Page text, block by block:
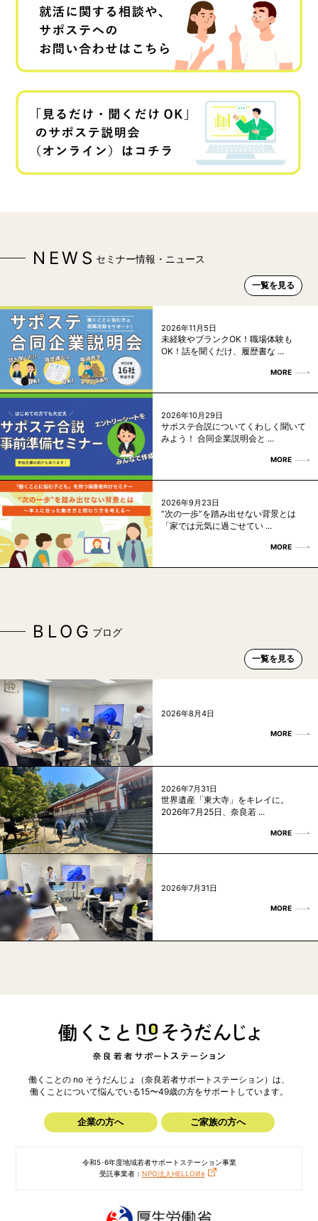
NEWS セミナー情報・ニュース
一覧を見る
2026年11月5日
未経験やブランクOK！職場体験も
OK！話を聞くだけ、履歴書な ...
MORE
2026年10月29日
サポステ合説についてくわしく聞いて
みよう！ 合同企業説明会と ...
MORE
2026年9月23日
“次の一歩”を踏み出せない背景とは
「家では元気に過ごせてい ...
MORE
BLOG ブログ
一覧を見る
2026年8月4日
MORE
2026年7月31日
世界遺産「東大寺」をキレイに。
2026年7月25日、奈良若 ...
MORE
2026年7月31日
MORE
働くことの no そうだんじょ（奈良若者サポートステーション）は、
働くことについて悩んでいる15〜49歳の方をサポートしています。
企業の方へ ご家族の方へ
令和5･6年度地域若者サポートステーション事業
受託事業者： NPO法人HELLOlife